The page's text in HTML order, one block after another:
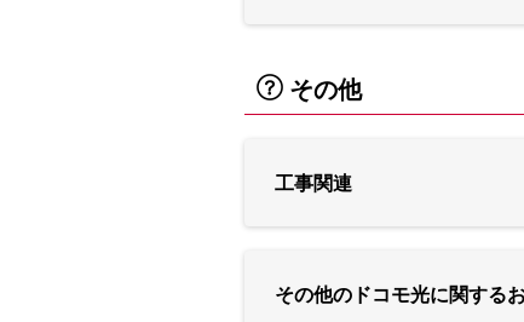
その他
工事関連
その他のドコモ光に関する